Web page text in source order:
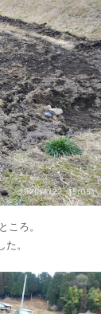
ころ。
。